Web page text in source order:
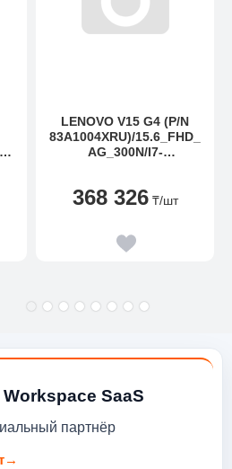
LENOVO V15 G4 (P/N
83A1004XRU)/15.6_FHD_
AG_300N/I7-
242_G4_TLC
368 326 ₸/шт
SaaS
партнёр
→